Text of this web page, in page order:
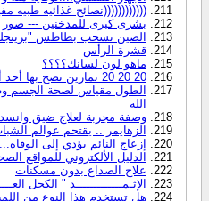
((((((((((((نصائح غذائيه طبيه
بشرى كبرى للمدخنين --- صور
الصين تسحب بطاطس
قشرة الرأس
ماهو لون لسانك؟؟؟؟
20 20 20 تمارين نصح بها أحد أطباء العيون
الطول مقياس لصحة الجسم
الله
وصفة مجربة لعلاج ضيق
الزهايمر .. يقتحم عوالم
إزعاج النائم يؤدي إلى
الدليل الألكتروني للمواقع
علاج الصداع بدون مسكنات
الإثـمـــــــــــــد " الكحل
هل تستخدم هذا النوع من